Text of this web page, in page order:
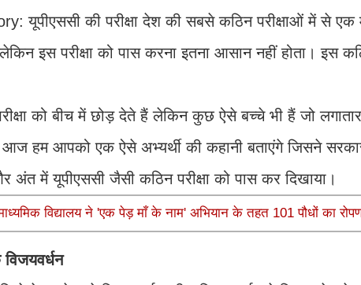
यूपीएससी की परीक्षा देश की सबसे कठिन परीक्षाओं में से एक
इस परीक्षा को पास करना इतना आसान नहीं होता। इस
को बीच में छोड़ देते हैं लेकिन कुछ ऐसे बच्चे भी हैं जो
हम आपको एक ऐसे अभ्यर्थी की कहानी बताएंगे जिसने
में यूपीएससी जैसी कठिन परीक्षा को पास कर दिखाया।
विद्यालय ने 'एक पेड़ माँ के नाम' अभियान के तहत 101 पौधों का